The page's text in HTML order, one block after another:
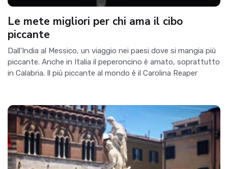
Le mete migliori per chi ama il cibo
piccante
Dall'India al Messico, un viaggio nei paesi dove si mangia più
piccante. Anche in Italia il peperoncino è amato, soprattutto
in Calabria. Il più piccante al mondo è il Carolina Reaper